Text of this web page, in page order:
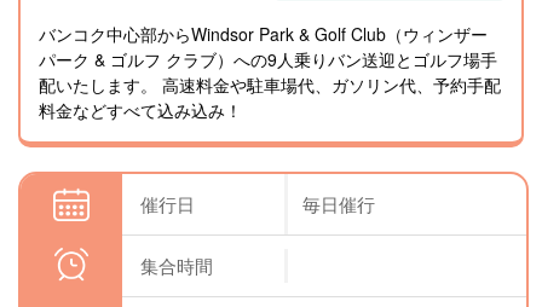
バンコク中心部からWindsor Park & Golf Club（ウィンザー
パーク & ゴルフ クラブ）への9人乗りバン送迎とゴルフ場手
配いたします。 高速料金や駐車場代、ガソリン代、予約手配
料金などすべて込み込み！
催行日 毎日催行
集合時間